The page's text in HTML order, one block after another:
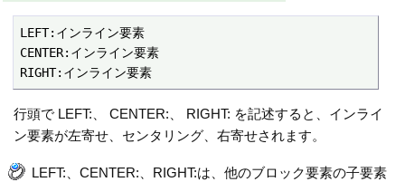
LEFT:インライン要素
CENTER:インライン要素
RIGHT:インライン要素
行頭で LEFT:、 CENTER:、 RIGHT: を記述すると、インライ
ン要素が左寄せ、センタリング、右寄せされます。
LEFT:、CENTER:、RIGHT:は、他のブロック要素の子要素